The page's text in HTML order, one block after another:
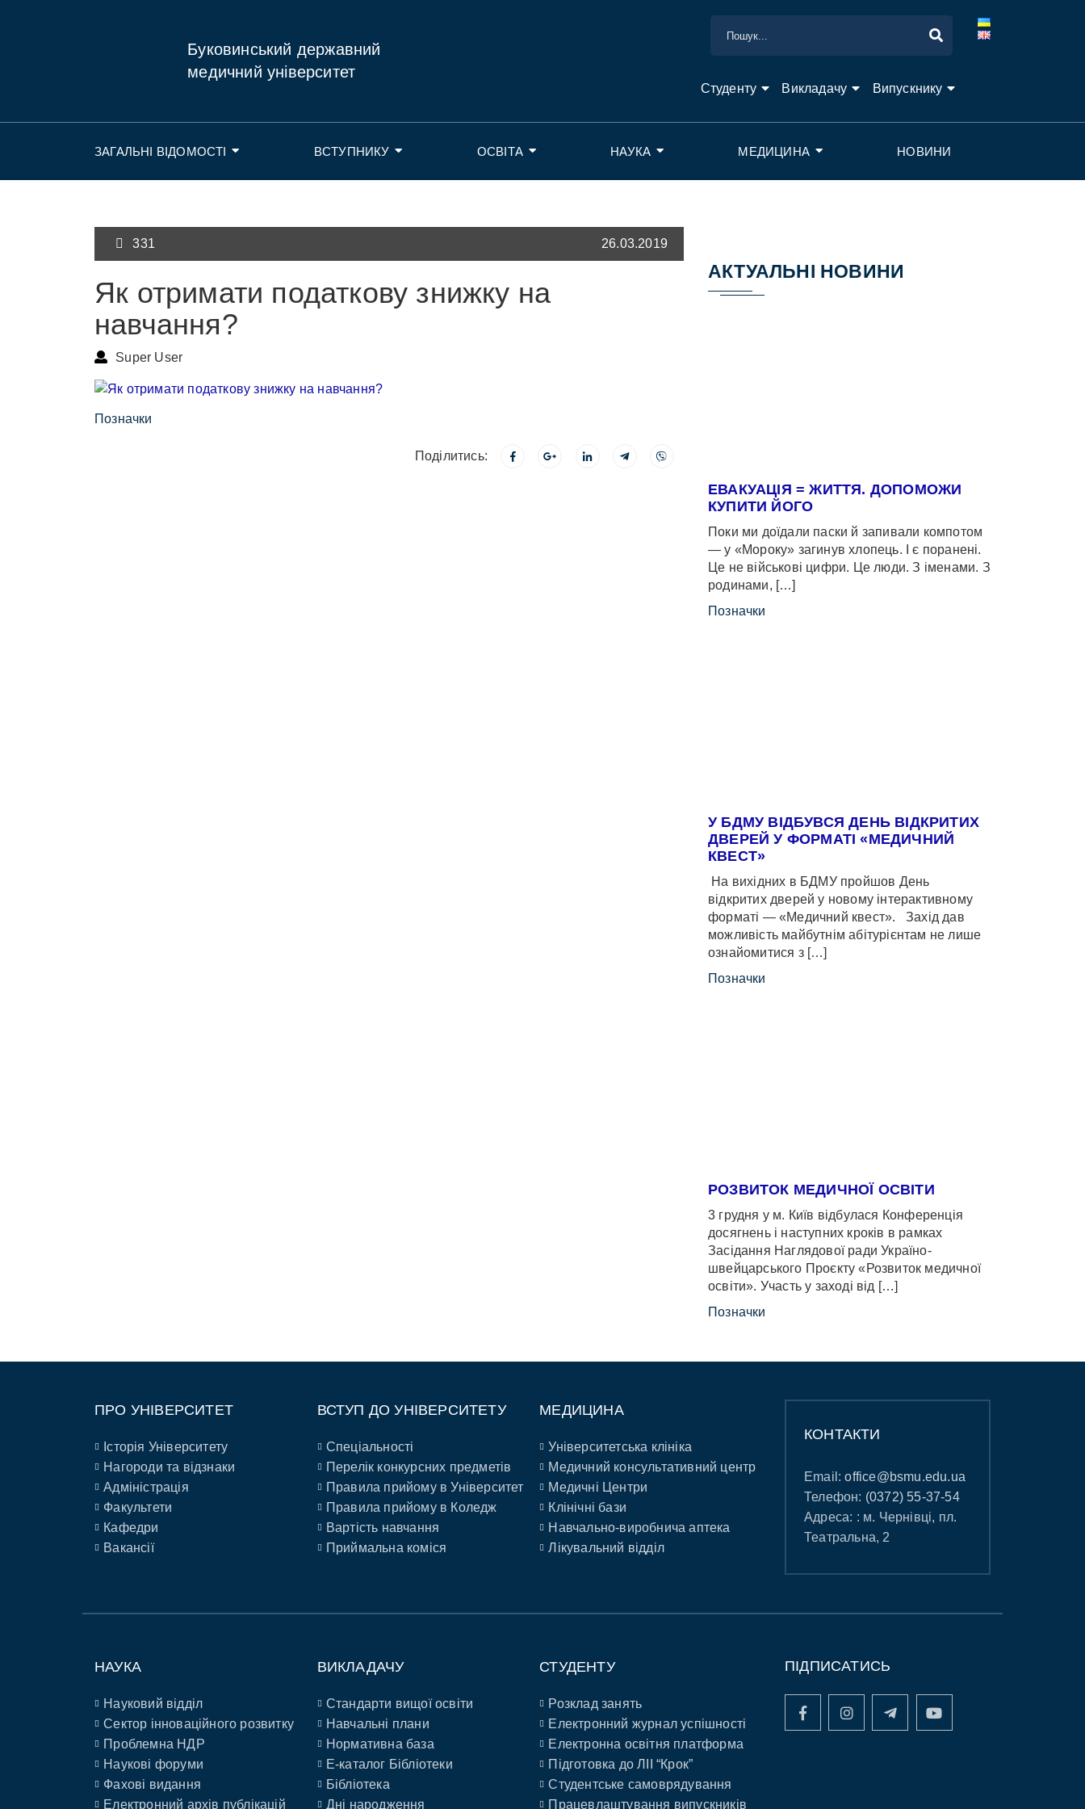
Буковинський державний
медичний університет
Студенту Викладачу Випускнику
ЗАГАЛЬНІ ВІДОМОСТІ ВСТУПНИКУ ОСВІТА НАУКА МЕДИЦИНА НОВИНИ
331 26.03.2019
Як отримати податкову знижку на
навчання?
Super User
Позначки
Поділитись:
АКТУАЛЬНІ НОВИНИ
ЕВАКУАЦІЯ = ЖИТТЯ. ДОПОМОЖИ
КУПИТИ ЙОГО
Поки ми доїдали паски й запивали компотом
— у «Мороку» загинув хлопець. І є поранені.
Це не військові цифри. Це люди. З іменами. З
родинами, […]
Позначки
У БДМУ ВІДБУВСЯ ДЕНЬ ВІДКРИТИХ
ДВЕРЕЙ У ФОРМАТІ «МЕДИЧНИЙ
КВЕСТ»
На вихідних в БДМУ пройшов День
відкритих дверей у новому інтерактивному
форматі — «Медичний квест». Захід дав
можливість майбутнім абітурієнтам не лише
ознайомитися з […]
Позначки
РОЗВИТОК МЕДИЧНОЇ ОСВІТИ
3 грудня у м. Київ відбулася Конференція
досягнень і наступних кроків в рамках
Засідання Наглядової ради Україно-
швейцарського Проєкту «Розвиток медичної
освіти». Участь у заході від […]
Позначки
ПРО УНІВЕРСИТЕТ
Історія Університету
Нагороди та відзнаки
Адміністрація
Факультети
Кафедри
Вакансії
ВСТУП ДО УНІВЕРСИТЕТУ
Спеціальності
Перелік конкурсних предметів
Правила прийому в Університет
Правила прийому в Коледж
Вартість навчання
Приймальна коміся
МЕДИЦИНА
Університетська клініка
Медичний консультативний центр
Медичні Центри
Клінічні бази
Навчально-виробнича аптека
Лікувальний відділ
КОНТАКТИ
Email:office@bsmu.edu.ua
Телефон: (0372) 55-37-54
Адреса: : м. Чернівці, пл.
Театральна, 2
НАУКА
Науковий відділ
Сектор інноваційного розвитку
Проблемна НДР
Наукові форуми
Фахові видання
Електронний архів публікацій
ВИКЛАДАЧУ
Стандарти вищої освіти
Навчальні плани
Нормативна база
E-каталог Бібліотеки
Бібліотека
Дні народження
СТУДЕНТУ
Розклад занять
Електронний журнал успішності
Електронна освітня платформа
Підготовка до ЛІІ “Крок”
Студентське самоврядування
Працевлаштування випускників
ПІДПИСАТИСЬ